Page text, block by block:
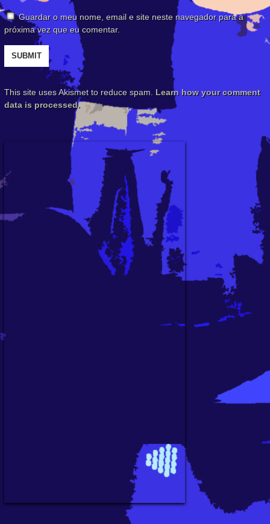
Guardar o meu nome, email e site neste navegador para a
próxima vez que eu comentar.
This site uses Akismet to reduce spam. Learn how your comment
data is processed.